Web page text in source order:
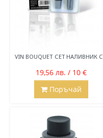
VIN BOUQUET СЕТ НАЛИВНИК
19,56 лв. / 10 €
Поръчай